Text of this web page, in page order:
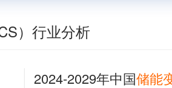
）行业分析
2024-2029年中国储能